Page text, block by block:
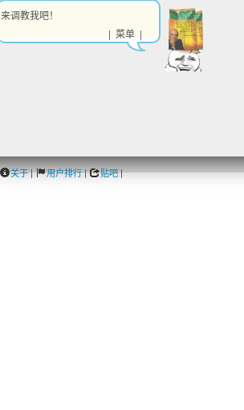
关于| 用户排行| 贴吧|
来调教我吧！
| 菜单 |